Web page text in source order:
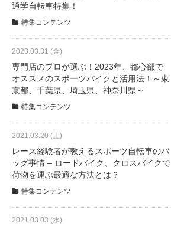
通学自転車特集！
特集コンテンツ
2023.03.31 (金)
専門店のプロが選ぶ！2023年、都心部で
オススメのスポーツバイクと活用法！～東
京都、千葉県、埼玉県、神奈川県～
特集コンテンツ
2021.03.20 (土)
レース経験者が教えるスポーツ自転車のバ
ッグ事情 – ロードバイク、クロスバイクで
荷物を運ぶ最適な方法とは？
特集コンテンツ
2021.03.03 (水)